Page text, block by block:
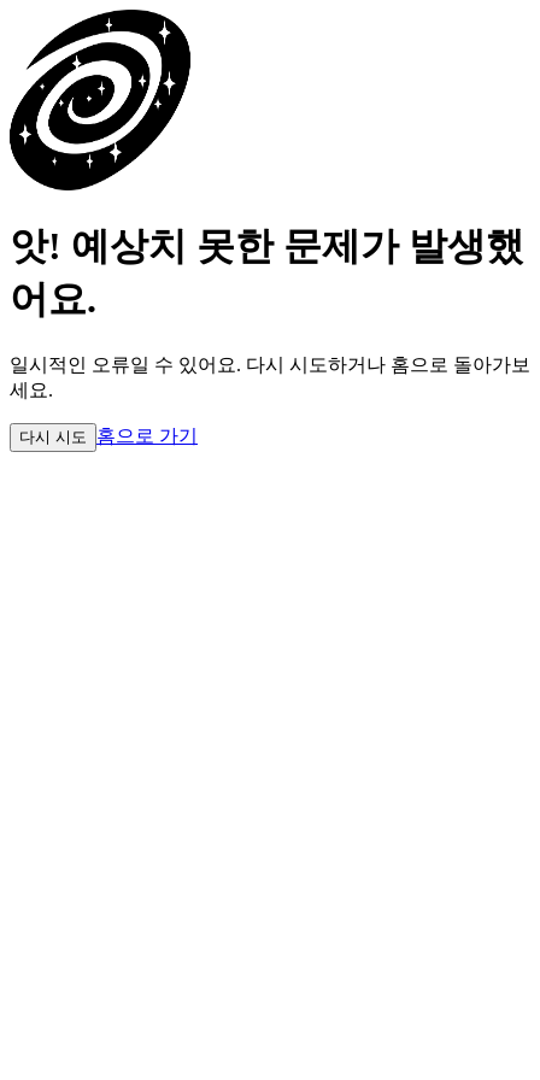
앗! 예상치 못한 문제가 발생했
어요.
일시적인 오류일 수 있어요. 다시 시도하거나 홈으로 돌아가보
세요.
다시 시도 홈으로 가기